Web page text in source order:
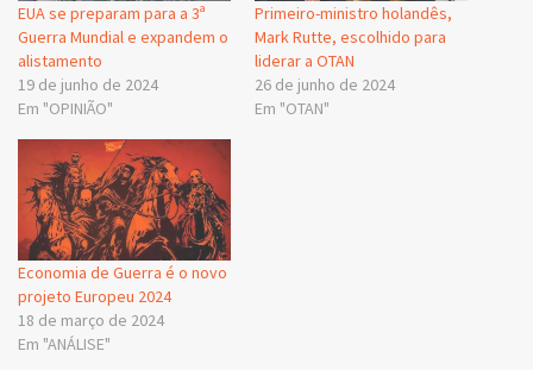
EUA se preparam para a 3ª
Guerra Mundial e expandem o
alistamento
19 de junho de 2024
Em "OPINIÃO"
Primeiro-ministro holandês,
Mark Rutte, escolhido para
liderar a OTAN
26 de junho de 2024
Em "OTAN"
Economia de Guerra é o novo
projeto Europeu 2024
18 de março de 2024
Em "ANÁLISE"